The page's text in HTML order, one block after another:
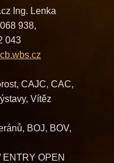
Ing. Lenka
938,
043
CAJC, CAC,
Vítěz
BOJ, BOV,
OPEN